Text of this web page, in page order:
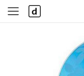
사
이
다
나
와